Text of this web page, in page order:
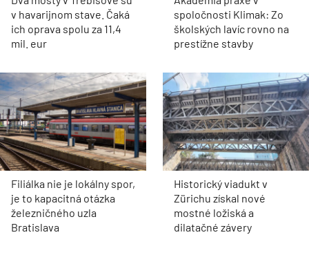
v havarijnom stave. Čaká
ich oprava spolu za 11,4
mil. eur
spoločnosti Klimak: Zo
školských lavíc rovno na
prestížne stavby
Filiálka nie je lokálny spor,
je to kapacitná otázka
železničného uzla
Bratislava
Historický viadukt v
Zürichu získal nové
mostné ložiská a
dilatačné závery